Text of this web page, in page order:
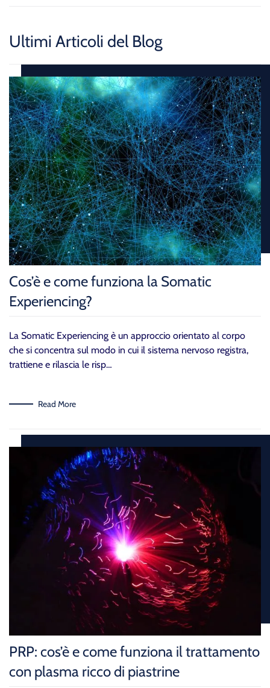
Ultimi Articoli del Blog
Cos’è e come funziona la Somatic
Experiencing?
La Somatic Experiencing è un approccio orientato al corpo
che si concentra sul modo in cui il sistema nervoso registra,
trattiene e rilascia le risp…
Read More
PRP: cos’è e come funziona il trattamento
con plasma ricco di piastrine